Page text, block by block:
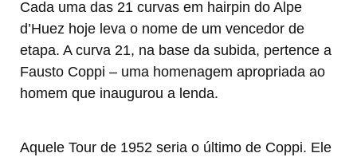
Cada uma das 21 curvas em hairpin do Alpe
d’Huez hoje leva o nome de um vencedor de
etapa. A curva 21, na base da subida, pertence a
Fausto Coppi – uma homenagem apropriada ao
homem que inaugurou a lenda.
Aquele Tour de 1952 seria o último de Coppi. Ele